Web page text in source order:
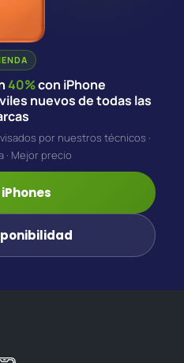
40%con iPhone
nuevos de todas las
por nuestros técnicos ·
· Mejor precio
iPhones